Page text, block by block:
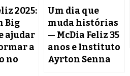
2025:
Big
ajudar
a
no
Um dia que
muda histórias
— McDia Feliz 35
anos e Instituto
Ayrton Senna